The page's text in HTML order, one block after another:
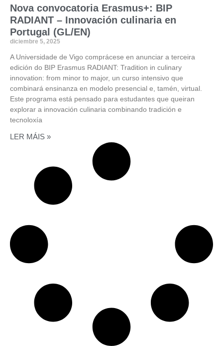
Nova convocatoria Erasmus+: BIP
RADIANT – Innovación culinaria en
Portugal (GL/EN)
diciembre 5, 2025
A Universidade de Vigo comprácese en anunciar a terceira
edición do BIP Erasmus RADIANT: Tradition in culinary
innovation: from minor to major, un curso intensivo que
combinará ensinanza en modelo presencial e, tamén, virtual.
Este programa está pensado para estudantes que queiran
explorar a innovación culinaria combinando tradición e
tecnoloxía
LER MÁIS »